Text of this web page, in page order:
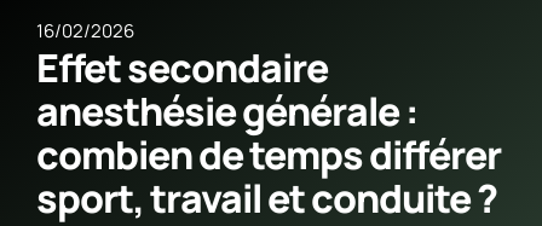
16/02/2026
Effet secondaire
anesthésie générale :
combien de temps différer
sport, travail et conduite ?